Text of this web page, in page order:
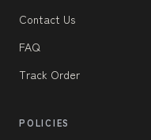
Contact Us
FAQ
Track Order
POLICIES